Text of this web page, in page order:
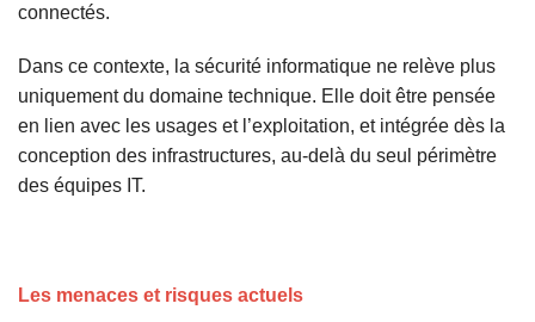
connectés.
Dans ce contexte, la sécurité informatique ne relève plus
uniquement du domaine technique. Elle doit être pensée
en lien avec les usages et l’exploitation, et intégrée dès la
conception des infrastructures, au-delà du seul périmètre
des équipes IT.
Les menaces et risques actuels